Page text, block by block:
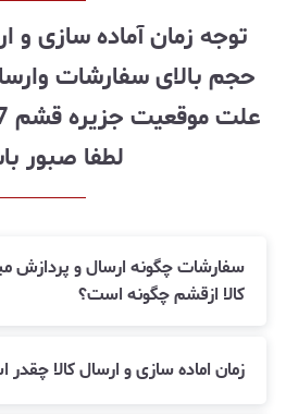
توجه زمان آماده سازی و
حجم بالای سفارشات
لطفا صبور
سفارشات چگونه ارسال و پردازش
کالا ازقشم چگونه است؟
زمان اماده سازی و ارسال کالا